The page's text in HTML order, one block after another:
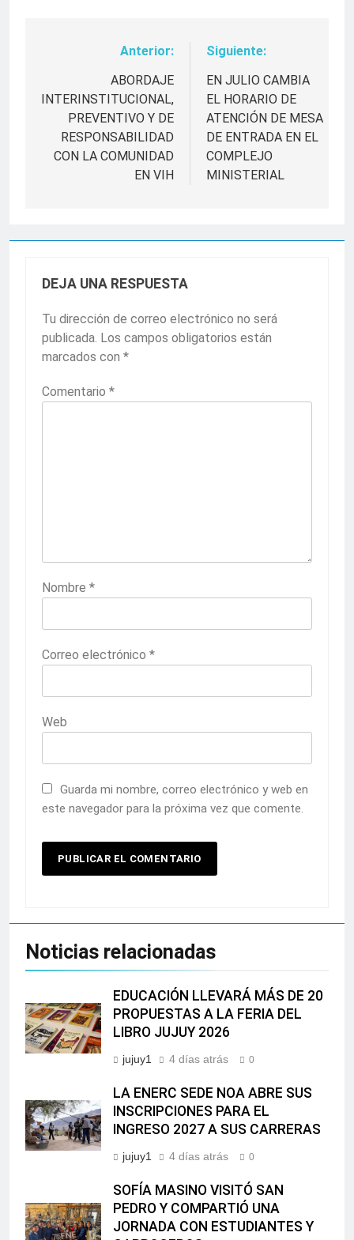
Navegación
entradas
Anterior:
ABORDAJE
INTERINSTITUCIONAL,
PREVENTIVO Y DE
RESPONSABILIDAD
CON LA COMUNIDAD
EN VIH
Siguiente:
EN JULIO CAMBIA
EL HORARIO DE
ATENCIÓN DE MESA
DE ENTRADA EN EL
COMPLEJO
MINISTERIAL
DEJA UNA RESPUESTA
Tu dirección de correo electrónico no será
publicada. Los campos obligatorios están
marcados con *
Comentario *
Nombre *
Correo electrónico *
Web
Guarda mi nombre, correo electrónico y web en
este navegador para la próxima vez que comente.
Noticias relacionadas
EDUCACIÓN LLEVARÁ MÁS DE 20
PROPUESTAS A LA FERIA DEL
LIBRO JUJUY 2026
jujuy1 4 días atrás 0
LA ENERC SEDE NOA ABRE SUS
INSCRIPCIONES PARA EL
INGRESO 2027 A SUS CARRERAS
jujuy1 4 días atrás 0
SOFÍA MASINO VISITÓ SAN
PEDRO Y COMPARTIÓ UNA
JORNADA CON ESTUDIANTES Y